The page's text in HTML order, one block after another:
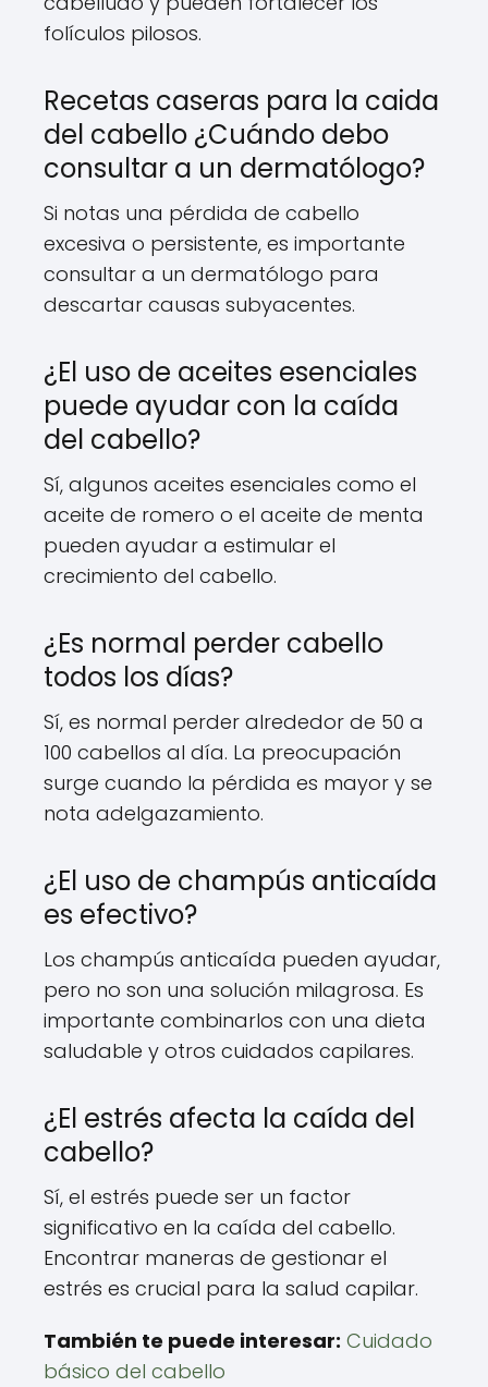
folículos pilosos.
Recetas caseras para la caida
del cabello ¿Cuándo debo
consultar a un dermatólogo?
Si notas una pérdida de cabello
excesiva o persistente, es importante
consultar a un dermatólogo para
descartar causas subyacentes.
¿El uso de aceites esenciales
puede ayudar con la caída
del cabello?
Sí, algunos aceites esenciales como el
aceite de romero o el aceite de menta
pueden ayudar a estimular el
crecimiento del cabello.
¿Es normal perder cabello
todos los días?
Sí, es normal perder alrededor de 50 a
100 cabellos al día. La preocupación
surge cuando la pérdida es mayor y se
nota adelgazamiento.
¿El uso de champús anticaída
es efectivo?
Los champús anticaída pueden ayudar,
pero no son una solución milagrosa. Es
importante combinarlos con una dieta
saludable y otros cuidados capilares.
¿El estrés afecta la caída del
cabello?
Sí, el estrés puede ser un factor
significativo en la caída del cabello.
Encontrar maneras de gestionar el
estrés es crucial para la salud capilar.
También te puede interesar: Cuidado
básico del cabello